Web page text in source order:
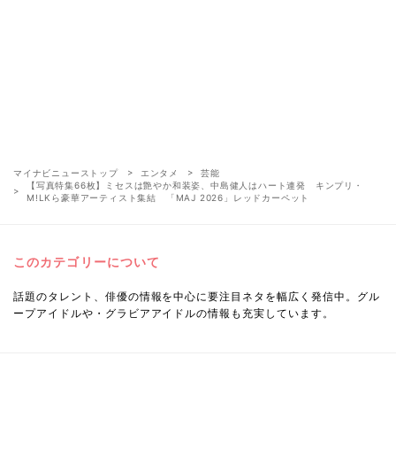
マイナビニューストップ エンタメ
芸能
【写真特集66枚】ミセスは艶やか和装姿、中島健人はハート連発 キンプリ・
M!LKら豪華アーティスト集結 「MAJ 2026」レッドカーペット
このカテゴリーについて
話題のタレント、俳優の情報を中心に要注目ネタを幅広く発信中。グル
ープアイドルや・グラビアアイドルの情報も充実しています。